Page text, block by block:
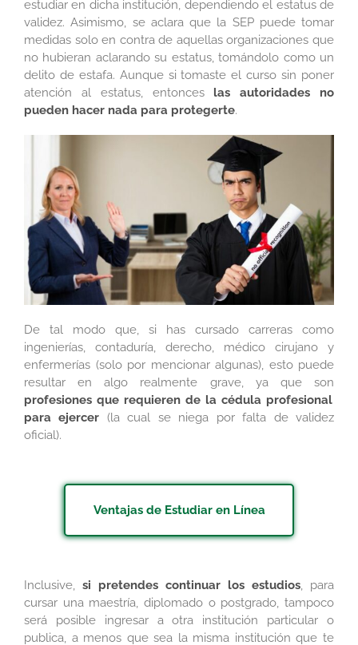
estudiar en dicha institución, dependiendo el estatus de
validez. Asimismo, se aclara que la SEP puede tomar
medidas solo en contra de aquellas organizaciones que
no hubieran aclarando su estatus, tomándolo como un
delito de estafa. Aunque si tomaste el curso sin poner
atención al estatus, entonces las autoridades no
pueden hacer nada para protegerte.
De tal modo que, si has cursado carreras como
ingenierías, contaduría, derecho, médico cirujano y
enfermerías (solo por mencionar algunas), esto puede
resultar en algo realmente grave, ya que son
profesiones que requieren de la cédula profesional
para ejercer (la cual se niega por falta de validez
oficial).
Ventajas de Estudiar en Línea
Inclusive, si pretendes continuar los estudios, para
cursar una maestría, diplomado o postgrado, tampoco
será posible ingresar a otra institución particular o
publica, a menos que sea la misma institución que te